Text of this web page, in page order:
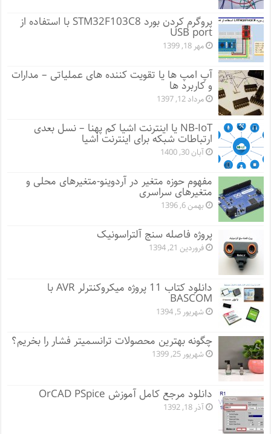
پروگرم کردن بورد STM32F103C8 با استفاده از
USB port
مهر 18, 1399
آپ امپ ها یا تقویت کننده های عملیاتی – مدارات
و کاربرد ها
مرداد 12, 1397
NB-IoT یا اینترنت اشیا کم پهنا – نسل بعدی
ارتباطات شبکه برای اینترنت اشیا
آبان 30, 1400
مفهوم حوزه متغیر در آردوینو-متغیرهای محلی و
متغیرهای سراسری
بهمن 6, 1396
پروژه فاصله سنج آلتراسونیک
فروردین 21, 1394
دانلود کتاب 11 پروژه میکروکنترلر AVR با
BASCOM
شهریور 5, 1394
چگونه بهترین محصولات ترانسمیتر فشار را بخریم؟
شهریور 25, 1399
دانلود مرجع کامل آموزش OrCAD PSpice
آذر 18, 1392